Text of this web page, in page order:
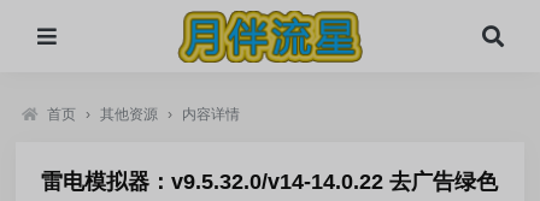
首页 › 其他资源 › 内容详情
雷电模拟器：v9.5.32.0/v14-14.0.22 去广告绿色